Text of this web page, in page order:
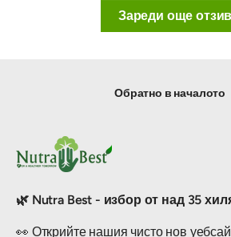
Зареди още
Обратно в началото
🌿 Nutra Best - избор от над 35
👀 Открийте нашия чисто нов